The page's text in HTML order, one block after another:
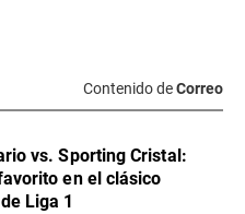
Contenido deCorreo
vs. Sporting Cristal:
en el clásico
Liga 1